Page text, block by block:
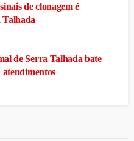
de clonagem é
Talhada
de Serra Talhada bate
atendimentos